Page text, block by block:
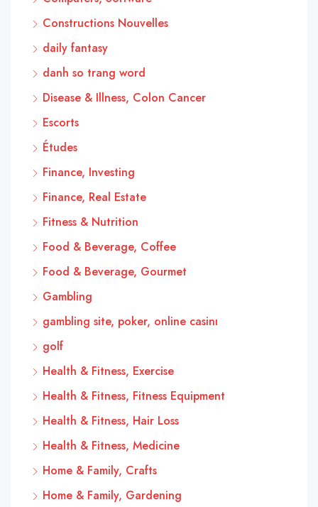
Constructions Nouvelles
daily fantasy
danh so trang word
Disease & Illness, Colon Cancer
Escorts
Études
Finance, Investing
Finance, Real Estate
Fitness & Nutrition
Food & Beverage, Coffee
Food & Beverage, Gourmet
Gambling
gambling site, poker, online casinı
golf
Health & Fitness, Exercise
Health & Fitness, Fitness Equipment
Health & Fitness, Hair Loss
Health & Fitness, Medicine
Home & Family, Crafts
Home & Family, Gardening